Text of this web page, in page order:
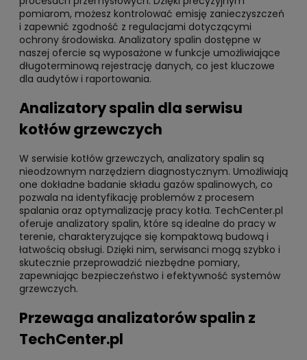
pomiarom, możesz kontrolować emisję zanieczyszczeń
i zapewnić zgodność z regulacjami dotyczącymi
ochrony środowiska. Analizatory spalin dostępne w
naszej ofercie są wyposażone w funkcje umożliwiające
długoterminową rejestrację danych, co jest kluczowe
dla audytów i raportowania.
Analizatory spalin dla serwisu
kotłów grzewczych
W serwisie kotłów grzewczych, analizatory spalin są
nieodzownym narzędziem diagnostycznym. Umożliwiają
one dokładne badanie składu gazów spalinowych, co
pozwala na identyfikację problemów z procesem
spalania oraz optymalizację pracy kotła. TechCenter.pl
oferuje analizatory spalin, które są idealne do pracy w
terenie, charakteryzujące się kompaktową budową i
łatwością obsługi. Dzięki nim, serwisanci mogą szybko i
skutecznie przeprowadzić niezbędne pomiary,
zapewniając bezpieczeństwo i efektywność systemów
grzewczych.
Przewaga analizatorów spalin z
TechCenter.pl